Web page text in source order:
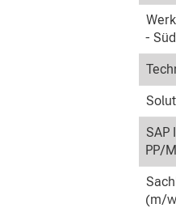
-
SAP
PP/
(m/